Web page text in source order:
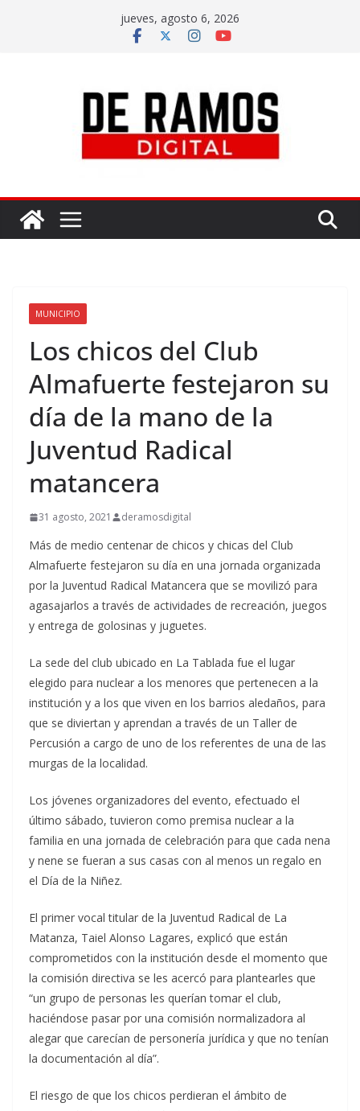
jueves, agosto 6, 2026
MUNICIPIO
Los chicos del Club
Almafuerte festejaron su
día de la mano de la
Juventud Radical
matancera
31 agosto, 2021 deramosdigital
Más de medio centenar de chicos y chicas del Club
Almafuerte festejaron su día en una jornada organizada
por la Juventud Radical Matancera que se movilizó para
agasajarlos a través de actividades de recreación, juegos
y entrega de golosinas y juguetes.
La sede del club ubicado en La Tablada fue el lugar
elegido para nuclear a los menores que pertenecen a la
institución y a los que viven en los barrios aledaños, para
que se diviertan y aprendan a través de un Taller de
Percusión a cargo de uno de los referentes de una de las
murgas de la localidad.
Los jóvenes organizadores del evento, efectuado el
último sábado, tuvieron como premisa nuclear a la
familia en una jornada de celebración para que cada nena
y nene se fueran a sus casas con al menos un regalo en
el Día de la Niñez.
El primer vocal titular de la Juventud Radical de La
Matanza, Taiel Alonso Lagares, explicó que están
comprometidos con la institución desde el momento que
la comisión directiva se les acercó para plantearles que
“un grupo de personas les querían tomar el club,
haciéndose pasar por una comisión normalizadora al
alegar que carecían de personería jurídica y que no tenían
la documentación al día”.
El riesgo de que los chicos perdieran el ámbito de